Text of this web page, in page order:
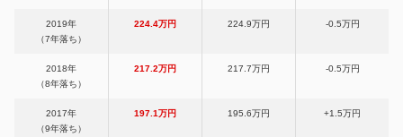
2019年
（7年落ち）
224.4万円 224.9万円 -0.5万円
2018年
（8年落ち）
217.2万円 217.7万円 -0.5万円
2017年
（9年落ち）
197.1万円 195.6万円 +1.5万円